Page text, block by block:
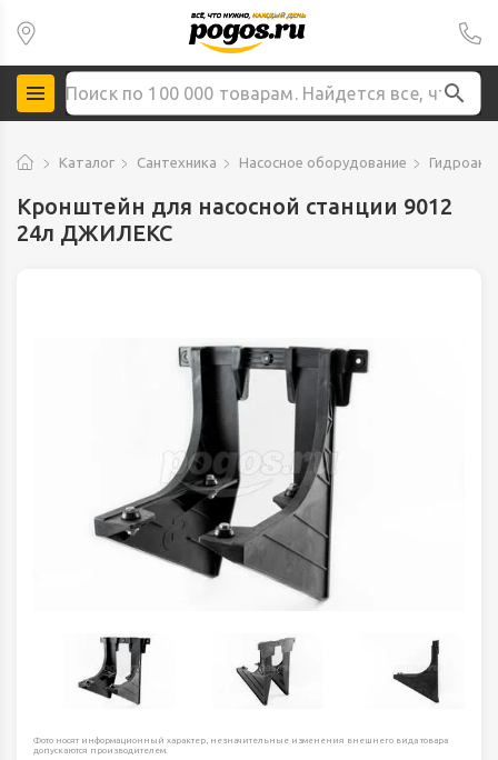
Каталог Сантехника Насосное оборудование
Кронштейн для насосной станции 9012
24л ДЖИЛЕКС
Фото носят информационный характер, незначительные изменения внешнего вида товара
допускаются производителем.